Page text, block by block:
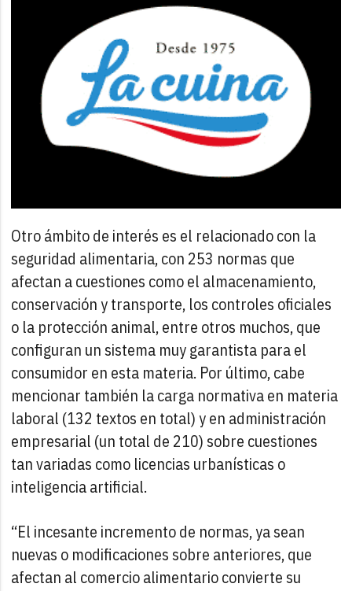
Otro ámbito de interés es el relacionado con la
seguridad alimentaria, con 253 normas que
afectan a cuestiones como el almacenamiento,
conservación y transporte, los controles oficiales
o la protección animal, entre otros muchos, que
configuran un sistema muy garantista para el
consumidor en esta materia. Por último, cabe
mencionar también la carga normativa en materia
laboral (132 textos en total) y en administración
empresarial (un total de 210) sobre cuestiones
tan variadas como licencias urbanísticas o
inteligencia artificial.
“El incesante incremento de normas, ya sean
nuevas o modificaciones sobre anteriores, que
afectan al comercio alimentario convierte su